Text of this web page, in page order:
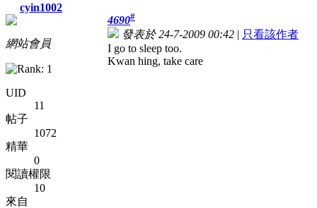
cyin1002
網站會員
UID
11
帖子
1072
精華
0
閱讀權限
10
來自
4690#
發表於 24-7-2009 00:42 | 只看該作者
I go to sleep too.
Kwan hing, take care